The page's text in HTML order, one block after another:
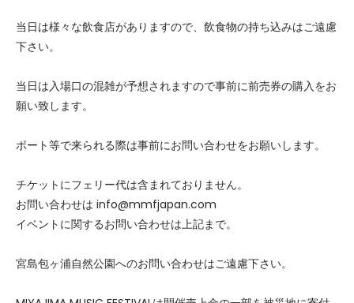
当日は様々な飲食店がありますので、飲食物の持ち込みはご遠慮
下さい。
当日は入場口の混雑が予想されますので事前に前売券の購入をお
願い致します。
ボート等で来られる際は事前にお問い合わせをお願いします。
チケットにフェリー代は含まれておりません。
お問い合わせは info@mmfjapan.com
イベントに関するお問い合わせは上記まで。
宮島包ヶ浦自然公園へのお問い合わせはご遠慮下さい。